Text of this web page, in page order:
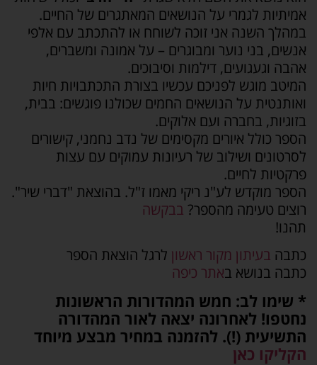
אמיתיות לגמרי על הנושאים המאתגרים של החיים.
במהלך השנה אני זוכה לשוחח או להתכתב עם אלפי
אנשים, בני נוער ומבוגרים – על אמונה ומשברים,
אהבה וגעגועים, דילמות וסיבוכים.
המיטב מוגש לפניכם עכשיו בצורת התכתבויות חיות
ואותנטית על הנושאים החמים שכולנו פוגשים: בבית,
בזוגיות, בחברה ועם אלוקים.
הספר כולל איורים מקסימים של נדב נחמני, קישורים
לסרטונים ושילוב של רעיונות עמוקים עם עצות
פרקטיות לחיים.
הספר מוקדש לע"נ ריקי מאמו ז"ל. בהוצאת "דברי שיר".
רוצים טעימה מהספר? בבקשה
תהנו!
כתבה בעיתון מקור ראשון לרגל הוצאת הספר
כתבה בנושא באתר כיפה
* שימו לב: חמש המהדורות הראשונות
נחטפו! לאחרונה יצאה לאור המהדורה
התשיעית (!). להזמנה במחיר מבצע מיוחד
הקליקו כאן